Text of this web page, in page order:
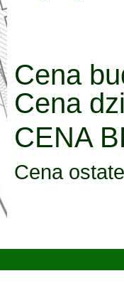
Cena
Cena
CENA
Cena